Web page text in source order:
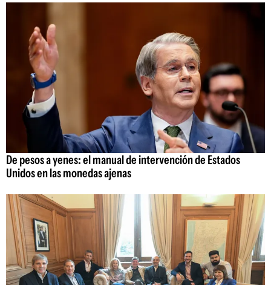
De pesos a yenes: el manual de intervención de Estados
Unidos en las monedas ajenas